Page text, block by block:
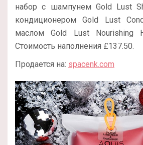
набор с шампунем Gold Lust
кондиционером Gold Lust
маслом Gold Lust Nourishing
Стоимость наполнения £137.50.
Продается на: spacenk.com